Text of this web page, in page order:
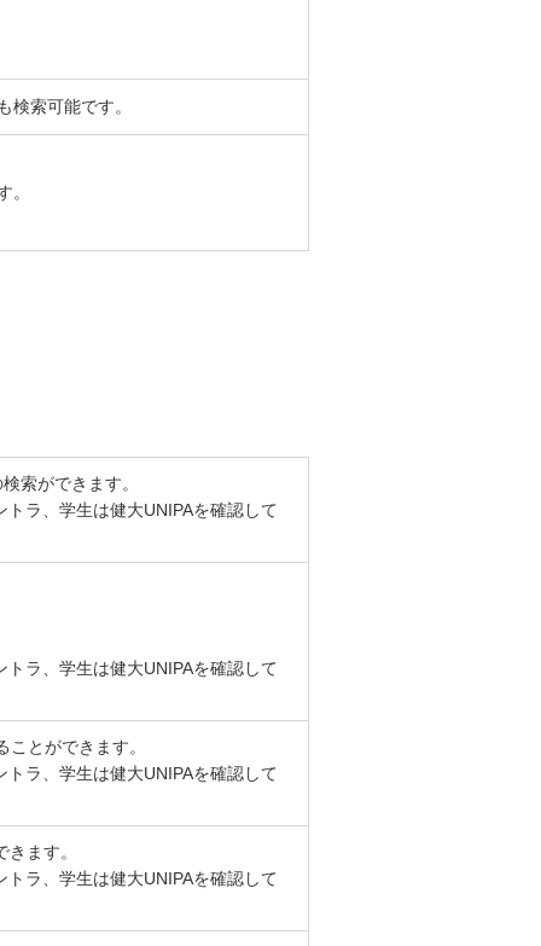
索可能です。
。
索ができます。
ラ、学生は健大UNIPAを確認して
ラ、学生は健大UNIPAを確認して
とができます。
ラ、学生は健大UNIPAを確認して
ます。
ラ、学生は健大UNIPAを確認して